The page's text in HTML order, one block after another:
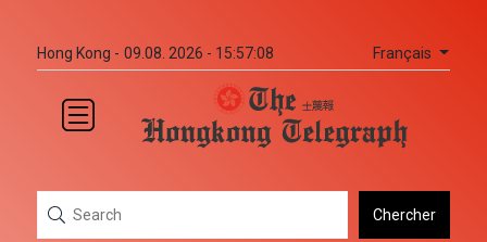
Hong Kong - 09.08. 2026 - 15:57:08 Français
Chercher